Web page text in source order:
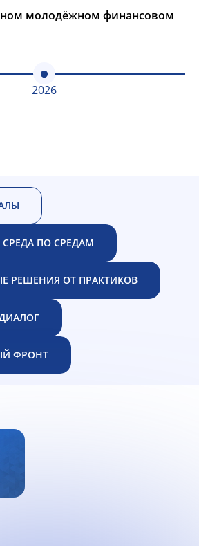
молодёжном финансовом
2026
ПО СРЕДАМ
РЕШЕНИЯ ОТ ПРАКТИКОВ
ФРОНТ